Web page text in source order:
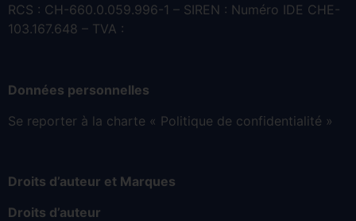
RCS : CH-660.0.059.996-1 – SIREN : Numéro IDE CHE-
103.167.648 – TVA :
Données personnelles
Se reporter à la charte « Politique de confidentialité »
Droits d’auteur et Marques
Droits d’auteur